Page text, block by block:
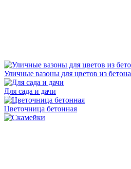
Уличные вазоны для цветов из бетона
Для сада и дачи
Цветочница бетонная